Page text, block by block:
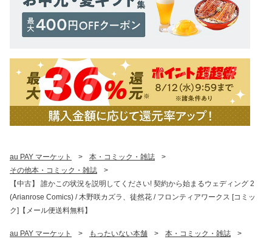
au PAY マーケット > 本・コミック・雑誌
>
その他本・コミック・雑誌
>
【中古】 誰かこの状況を説明してください! 契約から始まるウェディング 2
(Arianrose Comics) / 木野咲カズラ、徒然花 / フロンティアワークス [コミッ
ク]【メール便送料無料】
au PAY マーケット > もったいない本舗 > 本・コミック・雑誌
>